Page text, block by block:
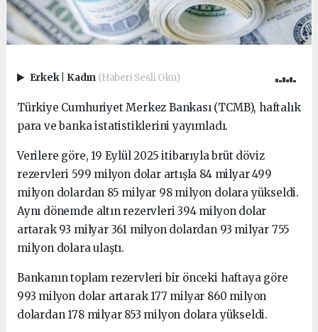
Erkek Kadın (Haberi Sesli Oku)
Türkiye Cumhuriyet Merkez Bankası (TCMB), haftalık
para ve banka istatistiklerini yayımladı.
Verilere göre, 19 Eylül 2025 itibarıyla brüt döviz
rezervleri 599 milyon dolar artışla 84 milyar 499
milyon dolardan 85 milyar 98 milyon dolara yükseldi.
Aynı dönemde altın rezervleri 394 milyon dolar
artarak 93 milyar 361 milyon dolardan 93 milyar 755
milyon dolara ulaştı.
Bankanın toplam rezervleri bir önceki haftaya göre
993 milyon dolar artarak 177 milyar 860 milyon
dolardan 178 milyar 853 milyon dolara yükseldi.